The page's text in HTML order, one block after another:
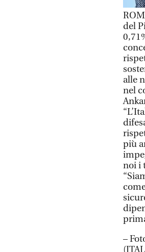
del
alle
nel
più
noi i
–